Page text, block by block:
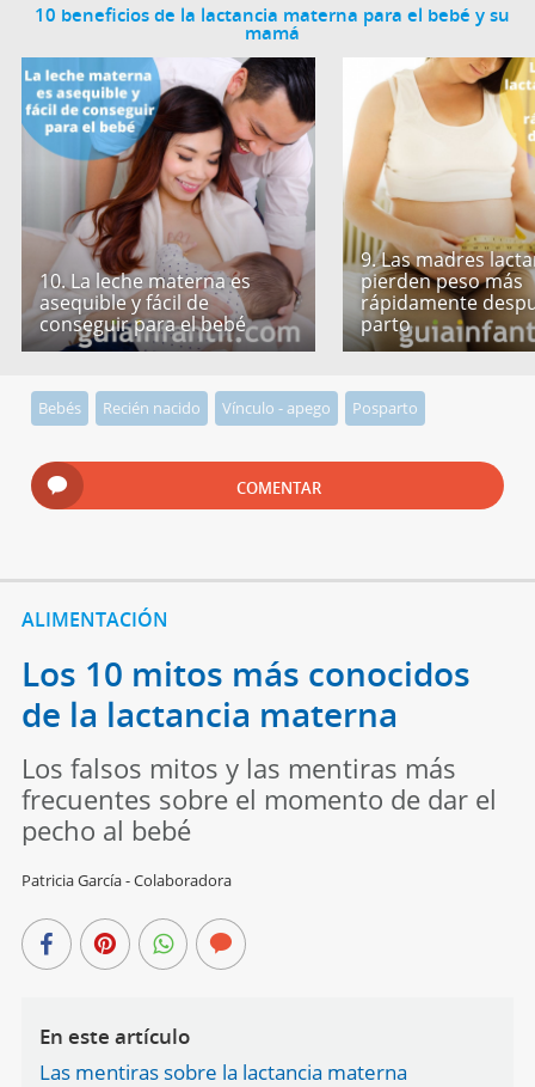
10 beneficios de la lactancia materna para el bebé y su
mamá
10. La leche materna es
asequible y fácil de
conseguir para el bebé
9. Las madres
pierden peso más
rápidamente
parto
Bebés Recién nacido Vínculo - apego Posparto
COMENTAR
ALIMENTACIÓN
Los 10 mitos más conocidos
de la lactancia materna
Los falsos mitos y las mentiras más
frecuentes sobre el momento de dar el
pecho al bebé
Patricia García - Colaboradora
En este artículo
Las mentiras sobre la lactancia materna